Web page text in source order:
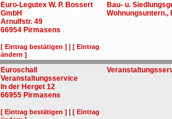
Euro-Legutex W. P. Bossert
GmbH
Arnulfstr. 49
66954 Pirmasens
[ Eintrag bestätigen ] |[ Eintrag
ändern ]
Bau- u.
Euroschall
Veranstaltungsservice
In der Herget 12
66955 Pirmasens
[ Eintrag bestätigen ] |[ Eintrag